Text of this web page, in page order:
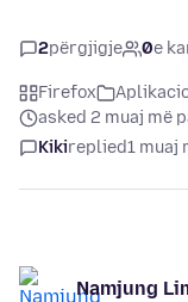
2përgjigje 0e
Firefox
asked 2 muaj më
Kikireplied1 muaj
Namjung